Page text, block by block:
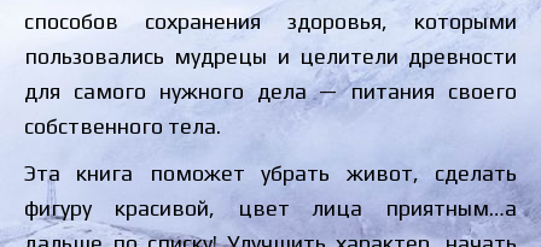
способов сохранения здоровья, которыми
пользовались мудрецы и целители древности
для самого нужного дела — питания своего
собственного тела.
Эта книга поможет убрать живот, сделать
фигуру красивой, цвет лица приятным…а